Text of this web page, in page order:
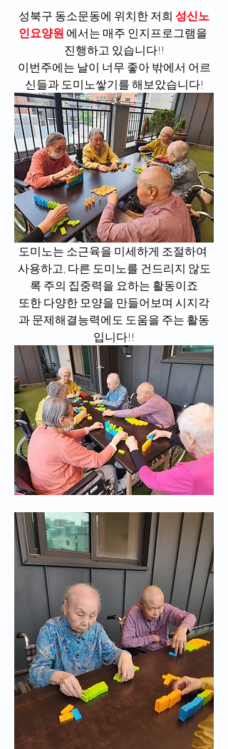
성북구 동소문동에 위치한 저희 성신노
인요양원 에서는 매주 인지프로그램을
진행하고 있습니다!!
이번주에는 날이 너무 좋아 밖에서 어르
신들과 도미노쌓기를 해보았습니다!
도미노는 소근육을 미세하게 조절하여
사용하고, 다른 도미노를 건드리지 않도
록 주의 집중력을 요하는 활동이죠
또한 다양한 모양을 만들어보며 시지각
과 문제해결능력에도 도움을 주는 활동
입니다!!